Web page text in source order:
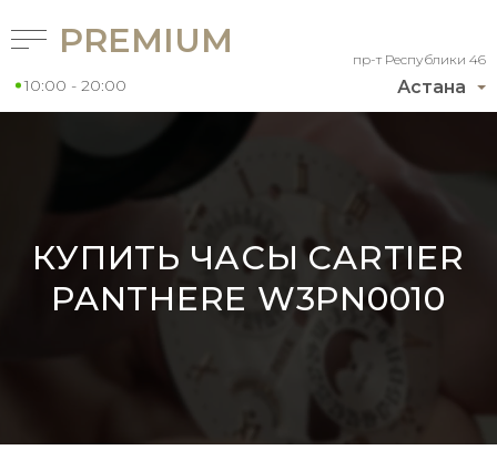
Астана
пр-т Республики 46
PREMIUM
10:00 - 20:00
КУПИТЬ ЧАСЫ CARTIER
PANTHERE W3PN0010